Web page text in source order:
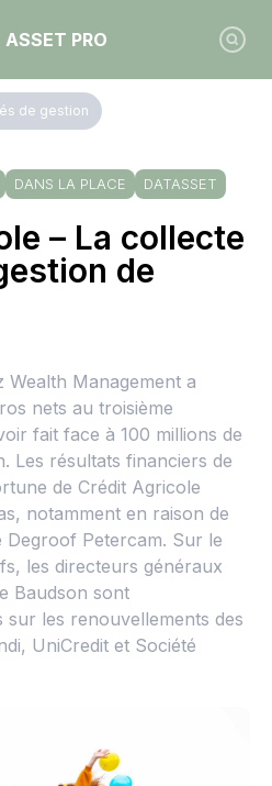
ASSET PRO
de gestion
DANS LA PLACE DATASSET
– La collecte
de
Management a
nets au troisième
fait face à 100 millions de
Les résultats financiers de
de Crédit Agricole
notamment en raison de
Degroof Petercam. Sur le
les directeurs généraux
Baudson sont
sur les renouvellements des
UniCredit et Société